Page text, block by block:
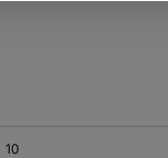
10